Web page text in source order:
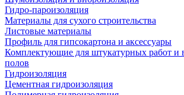
Гидро-пароизоляция
Материалы для сухого строительства
Листовые материалы
Профиль для гипсокартона и аксессуары
Комплектующие для штукатурных работ и
полов
Гидроизоляция
Цементная гидроизоляция